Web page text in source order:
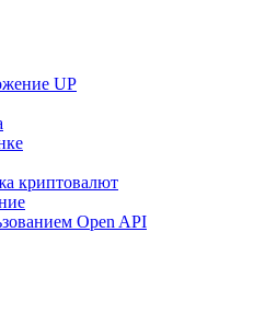
UP
криптовалют
Open API